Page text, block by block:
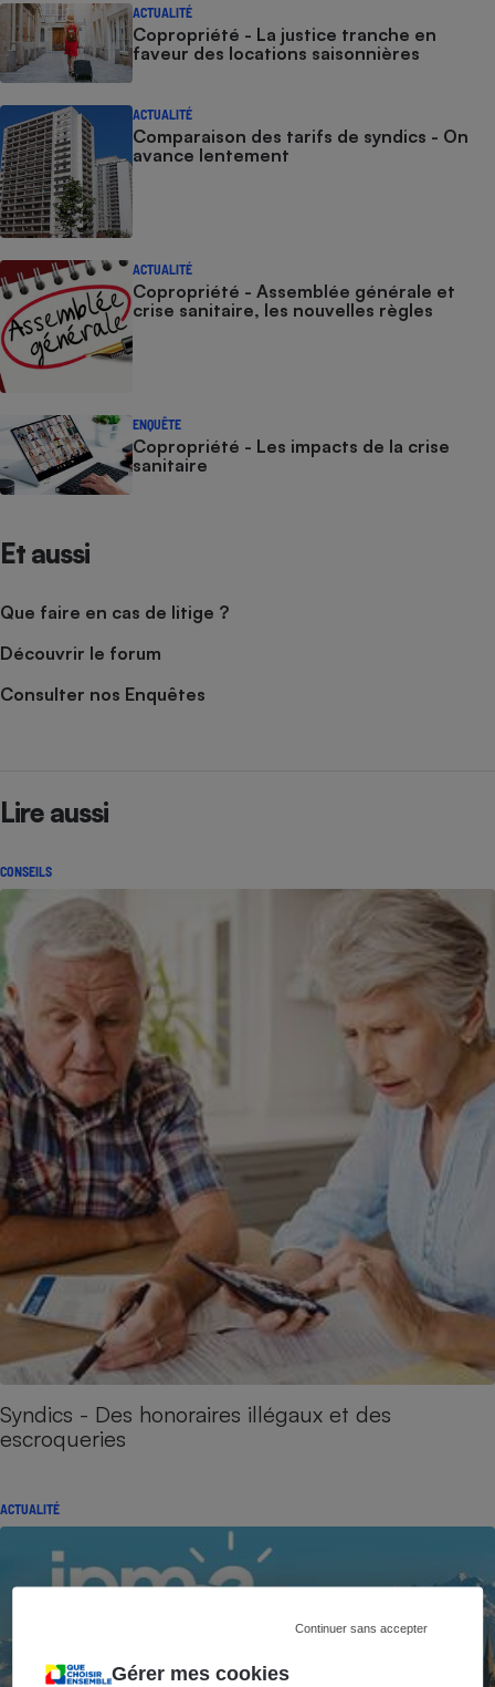
Gérer mes cookies
Continuer sans accepter
ACTUALITÉ
Copropriété - La justice tranche en
faveur des locations saisonnières
ACTUALITÉ
Comparaison des tarifs de syndics - On
avance lentement
ACTUALITÉ
Copropriété - Assemblée générale et
crise sanitaire, les nouvelles règles
ENQUÊTE
Copropriété - Les impacts de la crise
sanitaire
Et aussi
Que faire en cas de litige ?
Découvrir le forum
Consulter nos Enquêtes
Lire aussi
CONSEILS
Syndics - Des honoraires illégaux et des
escroqueries
ACTUALITÉ